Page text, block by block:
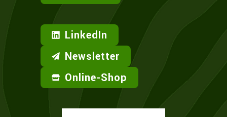
LinkedIn
Newsletter
Online-Shop